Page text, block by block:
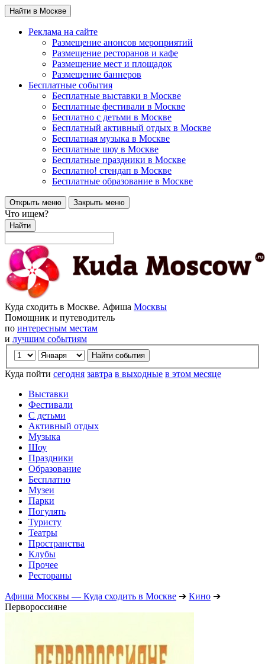
Найти в Москве
Реклама на сайте
Размещение анонсов мероприятий
Размещение ресторанов и кафе
Размещение мест и площадок
Размещение баннеров
Бесплатные события
Бесплатные выставки в Москве
Бесплатные фестивали в Москве
Бесплатно с детьми в Москве
Бесплатный активный отдых в Москве
Бесплатная музыка в Москве
Бесплатные шоу в Москве
Бесплатные праздники в Москве
Бесплатно! стендап в Москве
Бесплатные образование в Москве
Открыть меню Закрыть меню
Что ищем?
Найти
Куда сходить в Москве. Афиша Москвы
Помощник и путеводитель
по интересным местам
и лучшим событиям
Куда пойти сегодня завтра в выходные в этом месяце
Выставки
Фестивали
С детьми
Активный отдых
Музыка
Шоу
Праздники
Образование
Бесплатно
Музеи
Парки
Погулять
Туристу
Театры
Пространства
Клубы
Прочее
Рестораны
Афиша Москвы — Куда сходить в Москве ➔ Кино ➔
Первороссияне